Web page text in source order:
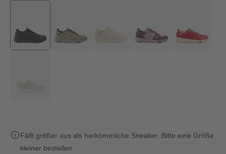
Fällt größer aus als herkömmliche Sneaker. Bitte eine Größe
kleiner bestellen.